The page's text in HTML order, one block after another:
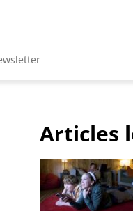
Articles